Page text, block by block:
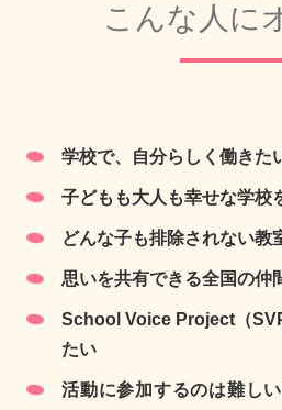
こんな人に
学校で、自分らしく働きた
子どもも大人も幸せな学校
どんな子も排除されない教
思いを共有できる全国の仲
School Voice Project（
たい
活動に参加するのは難し